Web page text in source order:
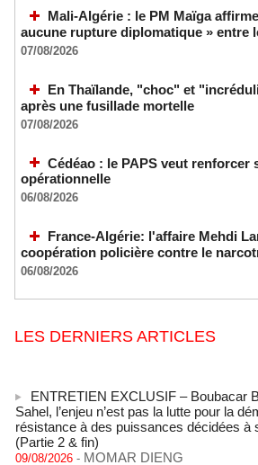
Mali-Algérie : le PM Maïga affirme
aucune rupture diplomatique » entre
07/08/2026
En Thaïlande, "choc" et
après une fusillade mortelle
07/08/2026
Cédéao : le PAPS veut renforcer
opérationnelle
06/08/2026
France-Algérie: l'affaire Mehdi
coopération policière contre le
06/08/2026
LES DERNIERS ARTICLES
Sahel, l’enjeu n’est pas la lutte pour la
résistance à des puissances décidées à
(Partie 2 & fin)
09/08/2026 -MOMAR DIENG